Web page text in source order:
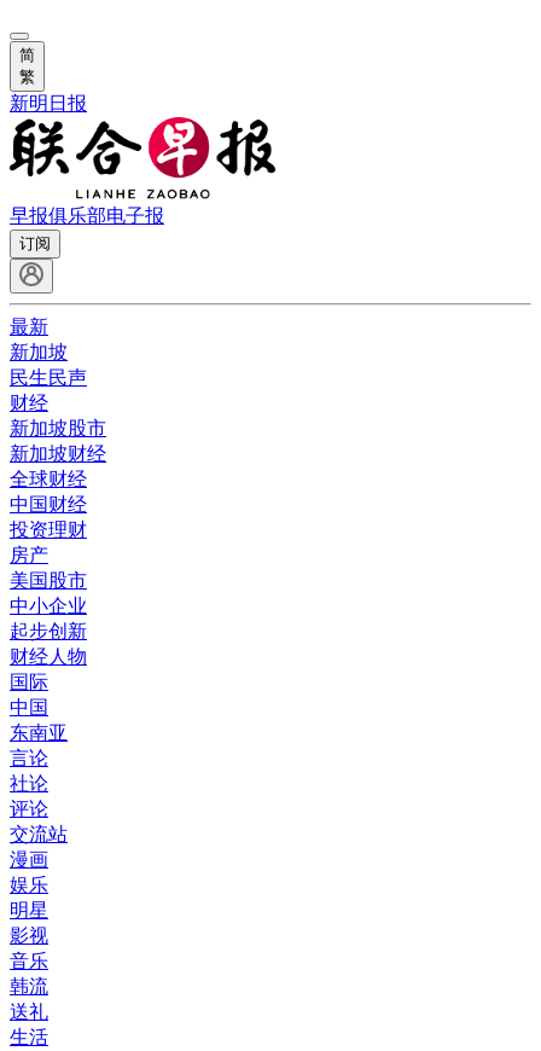
简
繁
新明日报
早报俱乐部电子报
订阅
最新
新加坡
民生民声
财经
新加坡股市
新加坡财经
全球财经
中国财经
投资理财
房产
美国股市
中小企业
起步创新
财经人物
国际
中国
东南亚
言论
社论
评论
交流站
漫画
娱乐
明星
影视
音乐
韩流
送礼
生活